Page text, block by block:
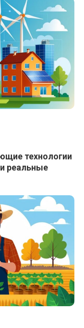
технологии
реальные